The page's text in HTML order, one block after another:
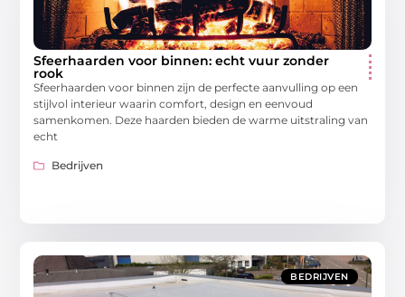
Sfeerhaarden voor binnen: echt vuur zonder
rook
Sfeerhaarden voor binnen zijn de perfecte aanvulling op een
stijlvol interieur waarin comfort, design en eenvoud
samenkomen. Deze haarden bieden de warme uitstraling van
echt
Bedrijven
BEDRIJVEN